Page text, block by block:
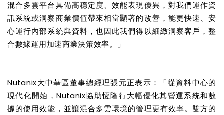
混合多雲平台具備高穩定度、效能表現優異，對我們運作資
訊系統或洞察商業價值帶來相當顯著的改善，能更快速、安
心運行內部系統與資料，也因此我們得以細緻洞察客戶，整
合數據運用加速商業決策效率。」
Nutanix大中華區董事總經理張元正表示：「從資料中心的
現代化開始， Nutanix協助恆隆行大幅優化其營運系統和數
據的使用效能，並讓混合多雲環境的管理更有效率。雙方的